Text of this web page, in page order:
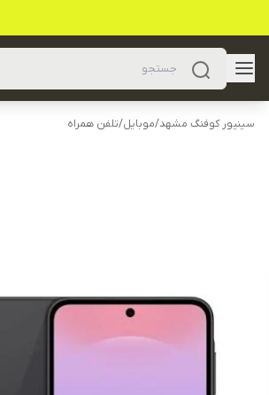
سینیور کوفنگ مشهد/موبایل/تلفن همراه